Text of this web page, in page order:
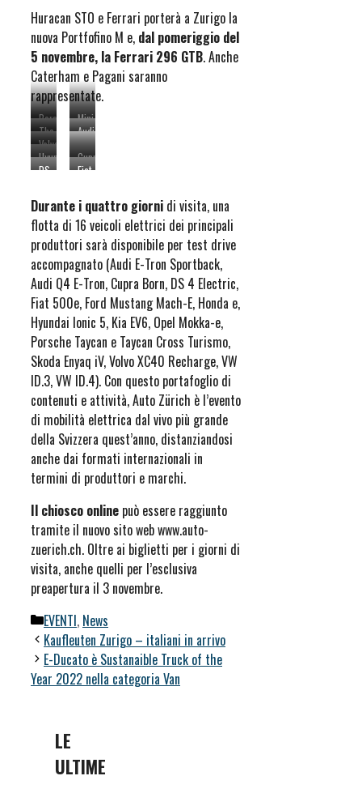
M GTBSTO
Huracan STO e Ferrari porterà a Zurigo la
nuova Portfofino M e, dal pomeriggio del
5 novembre, la Ferrari 296 GTB. Anche
Caterham e Pagani saranno
rappresentate.
Porsche
Taycan
Cross
Turismo
Mini
Cooper
SE
Electric
The
Ford
Mustang
GT
Audi
RS
E-
Volvo
XC40
Recharge
Hyundai
Ioniq
Cupra
Born
DS
Fiat
Durante i quattro giorni di visita, una
flotta di 16 veicoli elettrici dei principali
produttori sarà disponibile per test drive
accompagnato (Audi E-Tron Sportback,
Audi Q4 E-Tron, Cupra Born, DS 4 Electric,
Fiat 500e, Ford Mustang Mach-E, Honda e,
Hyundai Ionic 5, Kia EV6, Opel Mokka-e,
Porsche Taycan e Taycan Cross Turismo,
Skoda Enyaq iV, Volvo XC40 Recharge, VW
ID.3, VW ID.4). Con questo portafoglio di
contenuti e attività, Auto Zürich è l’evento
di mobilità elettrica dal vivo più grande
della Svizzera quest’anno, distanziandosi
anche dai formati internazionali in
termini di produttori e marchi.
Il chiosco online può essere raggiunto
tramite il nuovo sito web www.auto-
zuerich.ch. Oltre ai biglietti per i giorni di
visita, anche quelli per l’esclusiva
preapertura il 3 novembre.
Categorie
EVENTI, News
Kaufleuten Zurigo – italiani in arrivo
E-Ducato è Sustanaible Truck of the
Year 2022 nella categoria Van
LE
ULTIME